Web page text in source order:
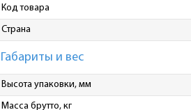
Код товара
Страна
Габариты и вес
Высота упаковки, мм
Масса брутто, кг